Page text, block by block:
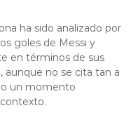
ha sido analizado por
goles de Messi y
en términos de sus
aunque no se cita tan a
un momento